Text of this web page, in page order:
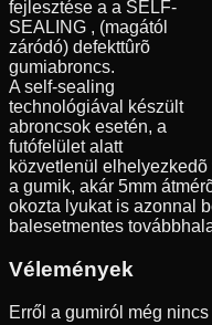
fejlesztése a a SELF-
SEALING , (magától
záródó) defekttûrõ
gumiabroncs.
A self-sealing
technológiával készült
abroncsok esetén, a
futófelület alatt
közvetlenül
a gumik, akár 5mm
okozta lyukat is azonnal
balesetmentes
Vélemények
Erről a gumiról még